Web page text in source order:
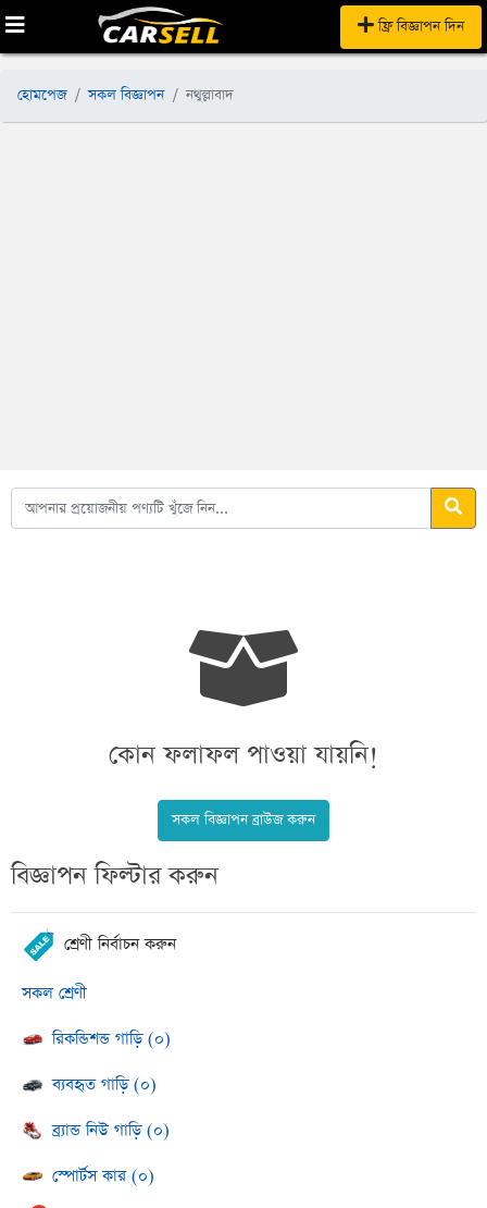
ফ্রি বিজ্ঞাপন দিন
হোমপেজ সকল বিজ্ঞাপন নথুল্লাবাদ
বিজ্ঞাপন ফিল্টার করুন
শ্রেণী নির্বাচন করুন
সকল শ্রেণী
রিকন্ডিশন্ড গাড়ি (০)
ব্যবহৃত গাড়ি (০)
ব্র্যান্ড নিউ গাড়ি (০)
স্পোর্টস কার (০)
কোন ফলাফল পাওয়া যায়নি!
সকল বিজ্ঞাপন ব্রাউজ করুন